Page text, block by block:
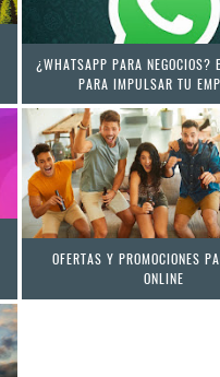
¿WHATSAPP PARA NEGOCIOS?
PARA IMPULSAR TU
OFERTAS Y PROMOCIONES
ONLINE